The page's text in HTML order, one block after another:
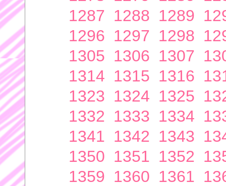
1287 1288 1289
1296 1297 1298
1305 1306 1307
1314 1315 1316
1323 1324 1325
1332 1333 1334
1341 1342 1343
1350 1351 1352
1359 1360 1361